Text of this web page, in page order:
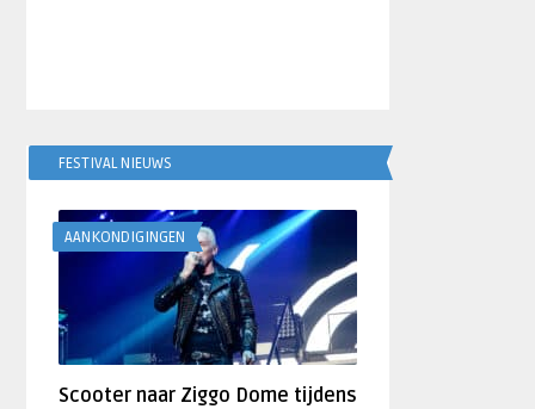
FESTIVAL NIEUWS
AANKONDIGINGEN
Scooter naar Ziggo Dome tijdens